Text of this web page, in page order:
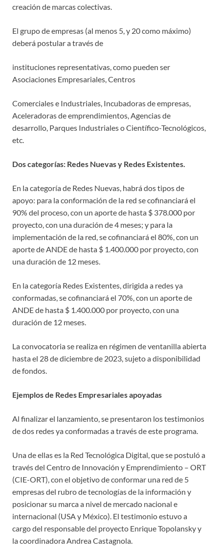
creación de marcas colectivas.
El grupo de empresas (al menos 5, y 20 como máximo)
deberá postular a través de
instituciones representativas, como pueden ser
Asociaciones Empresariales, Centros
Comerciales e Industriales, Incubadoras de empresas,
Aceleradoras de emprendimientos, Agencias de
desarrollo, Parques Industriales o Científico-Tecnológicos,
etc.
Dos categorías: Redes Nuevas y Redes Existentes.
En la categoría de Redes Nuevas, habrá dos tipos de
apoyo: para la conformación de la red se cofinanciará el
90% del proceso, con un aporte de hasta $ 378.000 por
proyecto, con una duración de 4 meses; y para la
implementación de la red, se cofinanciará el 80%, con un
aporte de ANDE de hasta $ 1.400.000 por proyecto, con
una duración de 12 meses.
En la categoría Redes Existentes, dirigida a redes ya
conformadas, se cofinanciará el 70%, con un aporte de
ANDE de hasta $ 1.400.000 por proyecto, con una
duración de 12 meses.
La convocatoria se realiza en régimen de ventanilla abierta
hasta el 28 de diciembre de 2023, sujeto a disponibilidad
de fondos.
Ejemplos de Redes Empresariales apoyadas
Al finalizar el lanzamiento, se presentaron los testimonios
de dos redes ya conformadas a través de este programa.
Una de ellas es la Red Tecnológica Digital, que se postuló a
través del Centro de Innovación y Emprendimiento – ORT
(CIE-ORT), con el objetivo de conformar una red de 5
empresas del rubro de tecnologías de la información y
posicionar su marca a nivel de mercado nacional e
internacional (USA y México). El testimonio estuvo a
cargo del responsable del proyecto Enrique Topolansky y
la coordinadora Andrea Castagnola.